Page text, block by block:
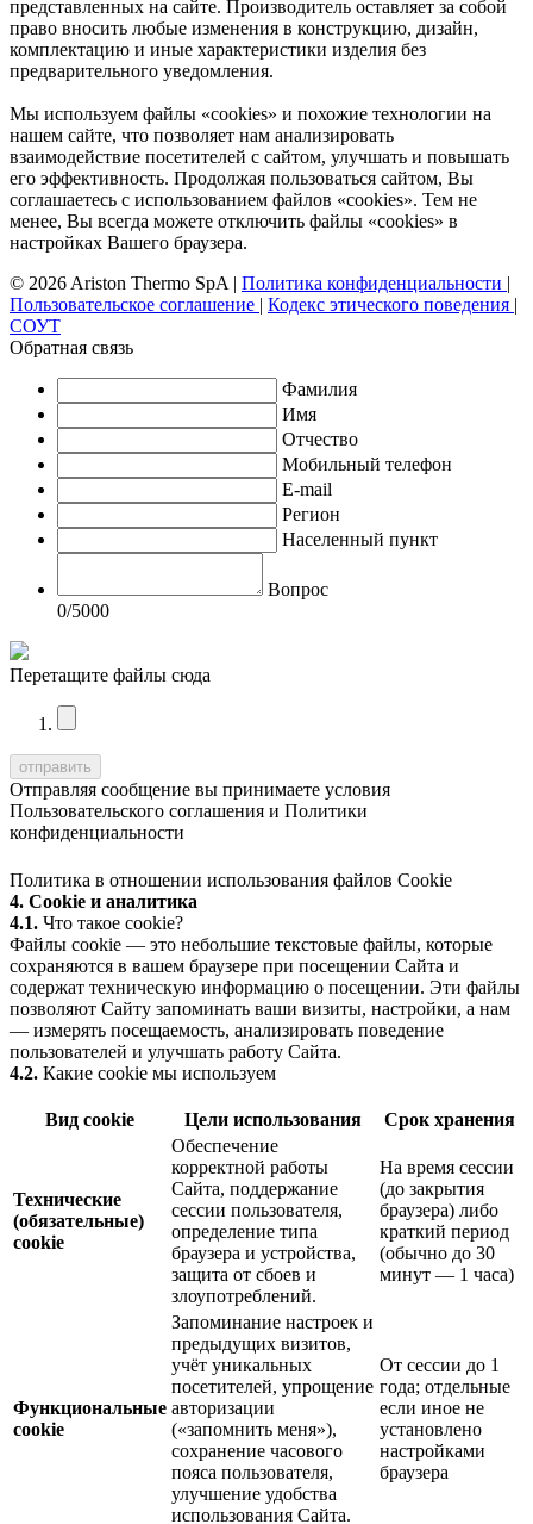
представленных на сайте. Производитель оставляет за собой
право вносить любые изменения в конструкцию, дизайн,
комплектацию и иные характеристики изделия без
предварительного уведомления.
Мы используем файлы «cookies» и похожие технологии на
нашем сайте, что позволяет нам анализировать
взаимодействие посетителей с сайтом, улучшать и повышать
его эффективность. Продолжая пользоваться сайтом, Вы
соглашаетесь с использованием файлов «cookies». Тем не
менее, Вы всегда можете отключить файлы «cookies» в
настройках Вашего браузера.
© 2026 Ariston Thermo SpA | Политика конфиденциальности |
Пользовательское соглашение | Кодекс этического поведения |
СОУТ
Обратная связь
Фамилия
Имя
Отчество
Мобильный телефон
E-mail
Регион
Населенный пункт
Вопрос
0/5000
Перетащите файлы сюда
Отправляя сообщение вы принимаете условия
Пользовательского соглашения и Политики
конфиденциальности
Политика в отношении использования файлов Cookie
4. Cookie и аналитика
4.1. Что такое cookie?
Файлы cookie — это небольшие текстовые файлы, которые
сохраняются в вашем браузере при посещении Сайта и
содержат техническую информацию о посещении. Эти файлы
позволяют Сайту запоминать ваши визиты, настройки, а нам
— измерять посещаемость, анализировать поведение
пользователей и улучшать работу Сайта.
4.2. Какие cookie мы используем
Вид cookie Цели использования Срок хранения
Технические
(обязательные)
cookie
Обеспечение
корректной работы
Сайта, поддержание
сессии пользователя,
определение типа
браузера и устройства,
защита от сбоев и
злоупотреблений.
На время сессии
(до закрытия
браузера) либо
краткий период
(обычно до 30
минут — 1 часа)
Функциональные
cookie
Запоминание настроек и
предыдущих визитов,
учёт уникальных
посетителей, упрощение
авторизации
(«запомнить меня»),
сохранение часового
пояса пользователя,
улучшение удобства
использования Сайта.
От сессии до 1
года; отдельные
если иное не
установлено
настройками
браузера